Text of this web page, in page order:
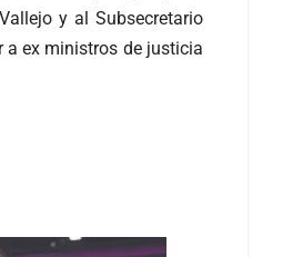
y al Subsecretario
a ex ministros de justicia